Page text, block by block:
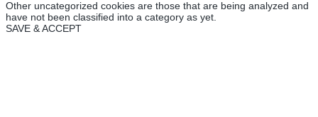
Other uncategorized cookies are those that are being analyzed and
have not been classified into a category as yet.
SAVE & ACCEPT